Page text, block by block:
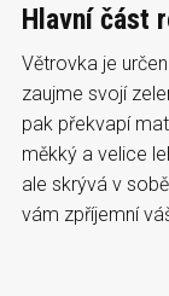
Hlavní část
Větrovka je
zaujme svojí
pak překvapí
měkký a velice
ale skrývá v
vám zpříjemní